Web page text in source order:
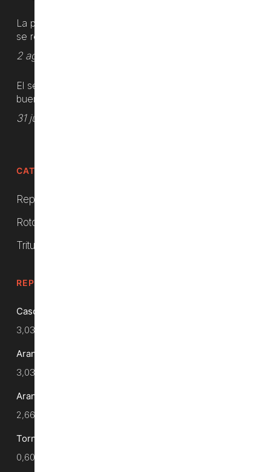
La producción de mandarinas españolas
se reajusta
2 agosto, 2026
El sector del turismo rural español arrojó
buenos números
31 julio, 2026
CATEGORÍAS DEL PRODUCTO
Repuestos
Rotocultivadores
Trituradoras
REPUESTOS
Casquillo Trituradora 16.25 X 25 X 20
3,03
Arandela Interior Ø 45 x 26 x 6
3,03
Arandela Interior Ø 40 x 16.5 x 12
2,66
Tornillo SAE 1/2 x 45 - Calidad 10.9
0,60